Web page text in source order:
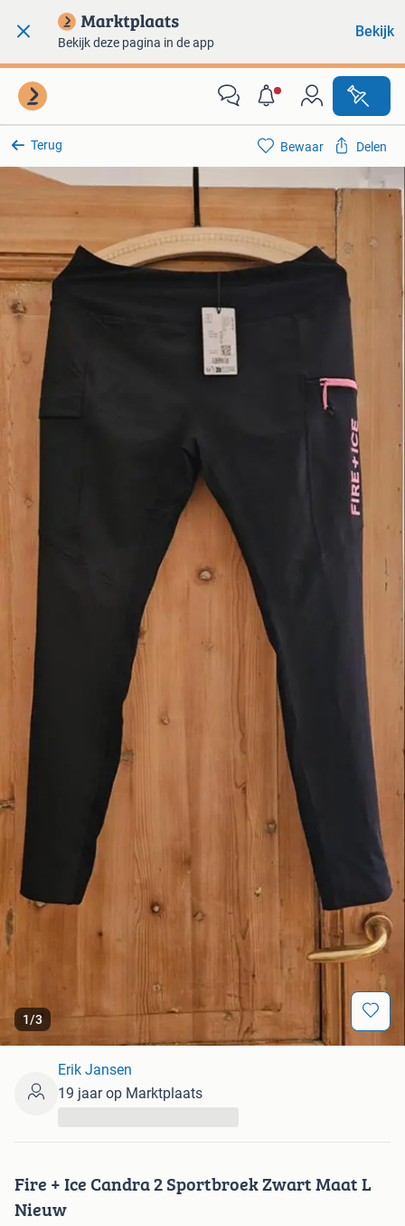
Bekijk deze pagina in de app
Bekijk
Terug
1/3
Bewaar Delen
Fire + Ice Candra 2 Sportbroek Zwart Maat L
Nieuw
Erik Jansen
19 jaar op Marktplaats